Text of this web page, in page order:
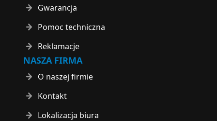
Gwarancja
Pomoc techniczna
Reklamacje
NASZA FIRMA
O naszej firmie
Kontakt
Lokalizacja biura